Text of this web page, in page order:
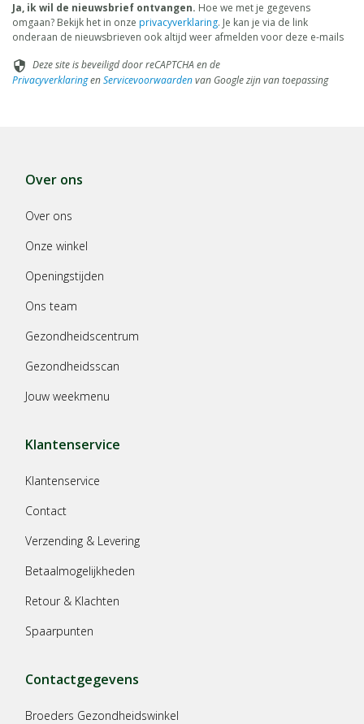
Ja, ik wil de nieuwsbrief ontvangen. Hoe we met je gegevens
omgaan? Bekijk het in onze privacyverklaring. Je kan je via de link
onderaan de nieuwsbrieven ook altijd weer afmelden voor deze e-mails
security Deze site is beveiligd door reCAPTCHA en de
PrivacyverklaringenServicevoorwaardenvan Google zijn van toepassing
Over ons
Over ons
Onze winkel
Openingstijden
Ons team
Gezondheidscentrum
Gezondheidsscan
Jouw weekmenu
Klantenservice
Klantenservice
Contact
Verzending & Levering
Betaalmogelijkheden
Retour & Klachten
Spaarpunten
Contactgegevens
Broeders Gezondheidswinkel